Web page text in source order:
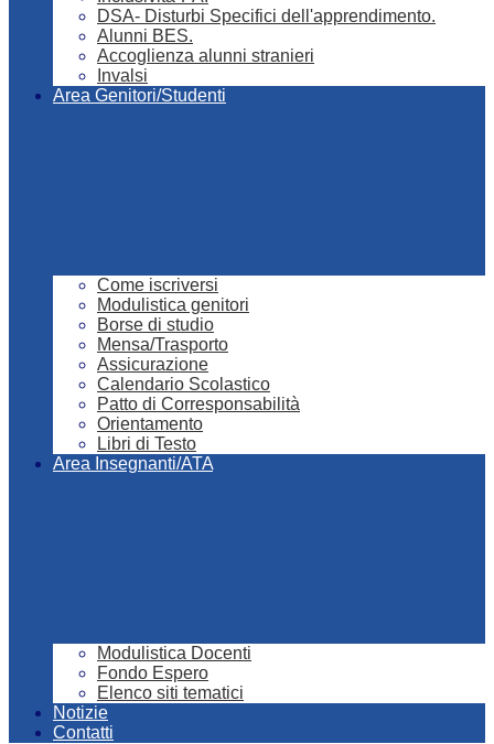
DSA- Disturbi Specifici dell'apprendimento.
Alunni BES.
Accoglienza alunni stranieri
Invalsi
Area Genitori/Studenti
Come iscriversi
Modulistica genitori
Borse di studio
Mensa/Trasporto
Assicurazione
Calendario Scolastico
Patto di Corresponsabilità
Orientamento
Libri di Testo
Area Insegnanti/ATA
Modulistica Docenti
Fondo Espero
Elenco siti tematici
Notizie
Contatti